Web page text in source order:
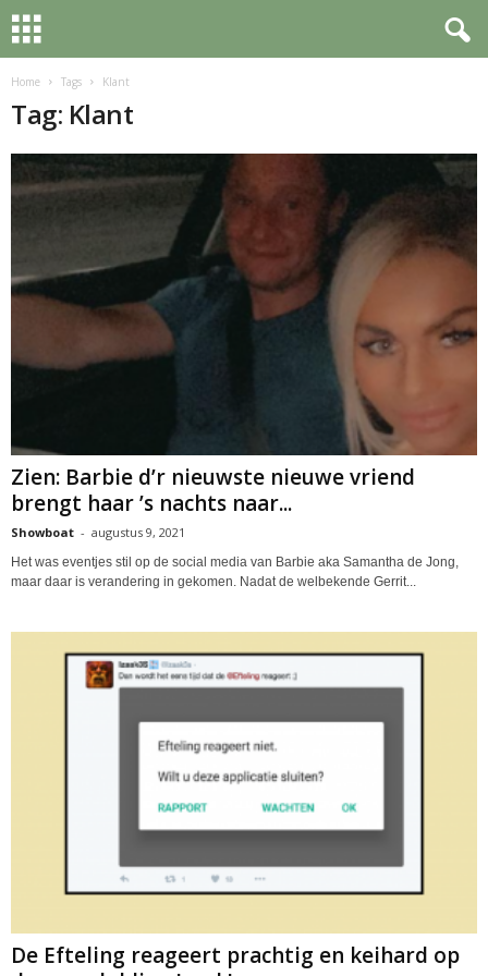
Home Tags Klant
Tag: Klant
Zien: Barbie d’r nieuwste nieuwe vriend
brengt haar ’s nachts naar...
Showboat - augustus 9, 2021
Het was eventjes stil op de social media van Barbie aka Samantha de Jong,
maar daar is verandering in gekomen. Nadat de welbekende Gerrit...
De Efteling reageert prachtig en keihard op